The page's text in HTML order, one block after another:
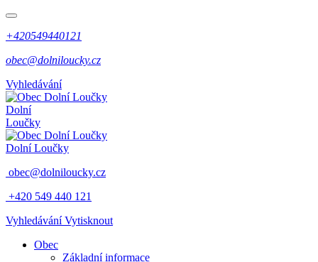
+420549440121
obec@dolniloucky.cz
Vyhledávání
Dolní
Loučky
Dolní Loučky
obec@dolniloucky.cz
+420 549 440 121
Vyhledávání Vytisknout
Obec
Základní informace